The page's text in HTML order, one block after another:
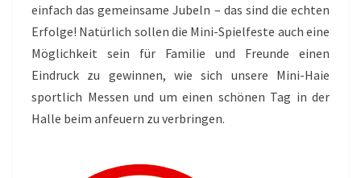
einfach das gemeinsame Jubeln – das sind die echten
Erfolge! Natürlich sollen die Mini-Spielfeste auch eine
Möglichkeit sein für Familie und Freunde einen
Eindruck zu gewinnen, wie sich unsere Mini-Haie
sportlich Messen und um einen schönen Tag in der
Halle beim anfeuern zu verbringen.